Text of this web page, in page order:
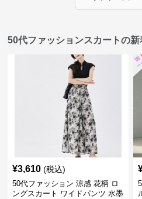
50代ファッションスカートの新
¥3,610 (税込)
50代ファッション 涼感 花柄 ロ
ングスカート ワイドパンツ 水墨